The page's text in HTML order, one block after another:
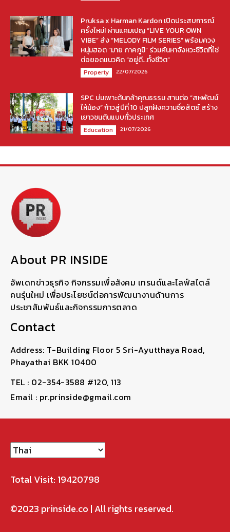
Pruksa x Harman Kardon เปิดประสบการณ์
ครั้งใหม่! ผ่านแคมเปญ “LIVE YOUR OWN
VIBE” ส่ง “MELODY FILM SERIES” พร้อมควง
หนุ่มฮอต “มาย ภาคภูมิ” ร่วมค้นหาจังหวะชีวิตที่ใช่
ต่อยอดแนวคิด “อยู่ดี…ทั้งชีวิต”
Property 22/07/2026
SPC บ่มเพาะต้นกล้าคุณธรรม สานต่อ “สหพัฒน์
ให้น้อง” ก้าวสู่ปีที่ 10 ปลูกฝังความซื่อสัตย์ สร้าง
เยาวชนต้นแบบทั่วประเทศ
Education 21/07/2026
About PR INSIDE
อัพเดทข่าวธุรกิจ กิจกรรมเพื่อสังคม เทรนด์และไลฟ์สไตล์
คนรุ่นใหม่ เพื่อประโยชน์ต่อการพัฒนางานด้านการ
ประชาสัมพันธ์และกิจกรรมการตลาด
Contact
Address: T-Building Floor 5 Sri-Ayutthaya Road,
Phayathai BKK 10400
TEL : 02-354-3588 #120, 113
Email : pr.prinside@gmail.com
Total Visit: 19420798
©2023 prinside.co | All rights reserved.